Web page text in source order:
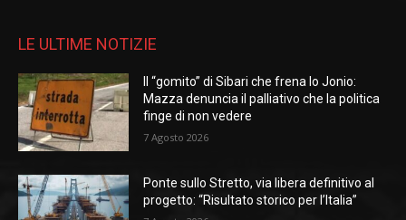
LE ULTIME NOTIZIE
Il “gomito” di Sibari che frena lo Jonio:
Mazza denuncia il palliativo che la politica
finge di non vedere
7 Agosto 2026
Ponte sullo Stretto, via libera definitivo al
progetto: “Risultato storico per l’Italia”